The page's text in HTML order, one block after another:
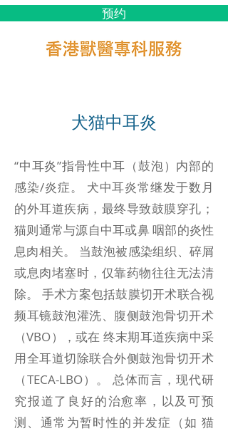
预约
犬猫中耳炎
“中耳炎”指骨性中耳（鼓泡）内部的
感染/炎症。 犬中耳炎常继发于数月
的外耳道疾病，最终导致鼓膜穿孔；
猫则通常与源自中耳或鼻 咽部的炎性
息肉相关。 当鼓泡被感染组织、碎屑
或息肉堵塞时，仅靠药物往往无法清
除。 手术方案包括鼓膜切开术联合视
频耳镜鼓泡灌洗、腹侧鼓泡骨切开术
（VBO），或在 终末期耳道疾病中采
用全耳道切除联合外侧鼓泡骨切开术
（TECA-LBO）。 总体而言，现代研
究报道了良好的治愈率，以及可预
测、通常为暂时性的并发症（如 猫